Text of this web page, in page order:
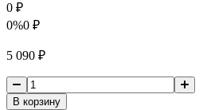
0 ₽
0%0 ₽
5 090 ₽
В корзину